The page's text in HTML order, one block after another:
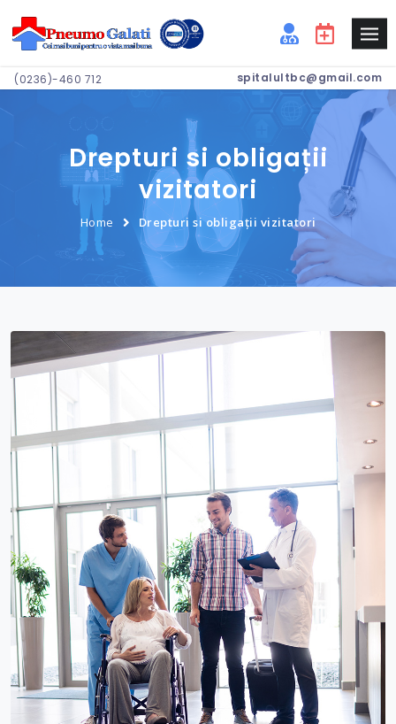
(0236)-460 712 spitalultbc@gmail.com
Drepturi si obligații
vizitatori
Home Drepturi si obligații vizitatori